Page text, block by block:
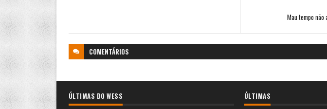
Mau tempo não
COMENTÁRIOS
ÚLTIMAS DO WESS
ÚLTIMAS